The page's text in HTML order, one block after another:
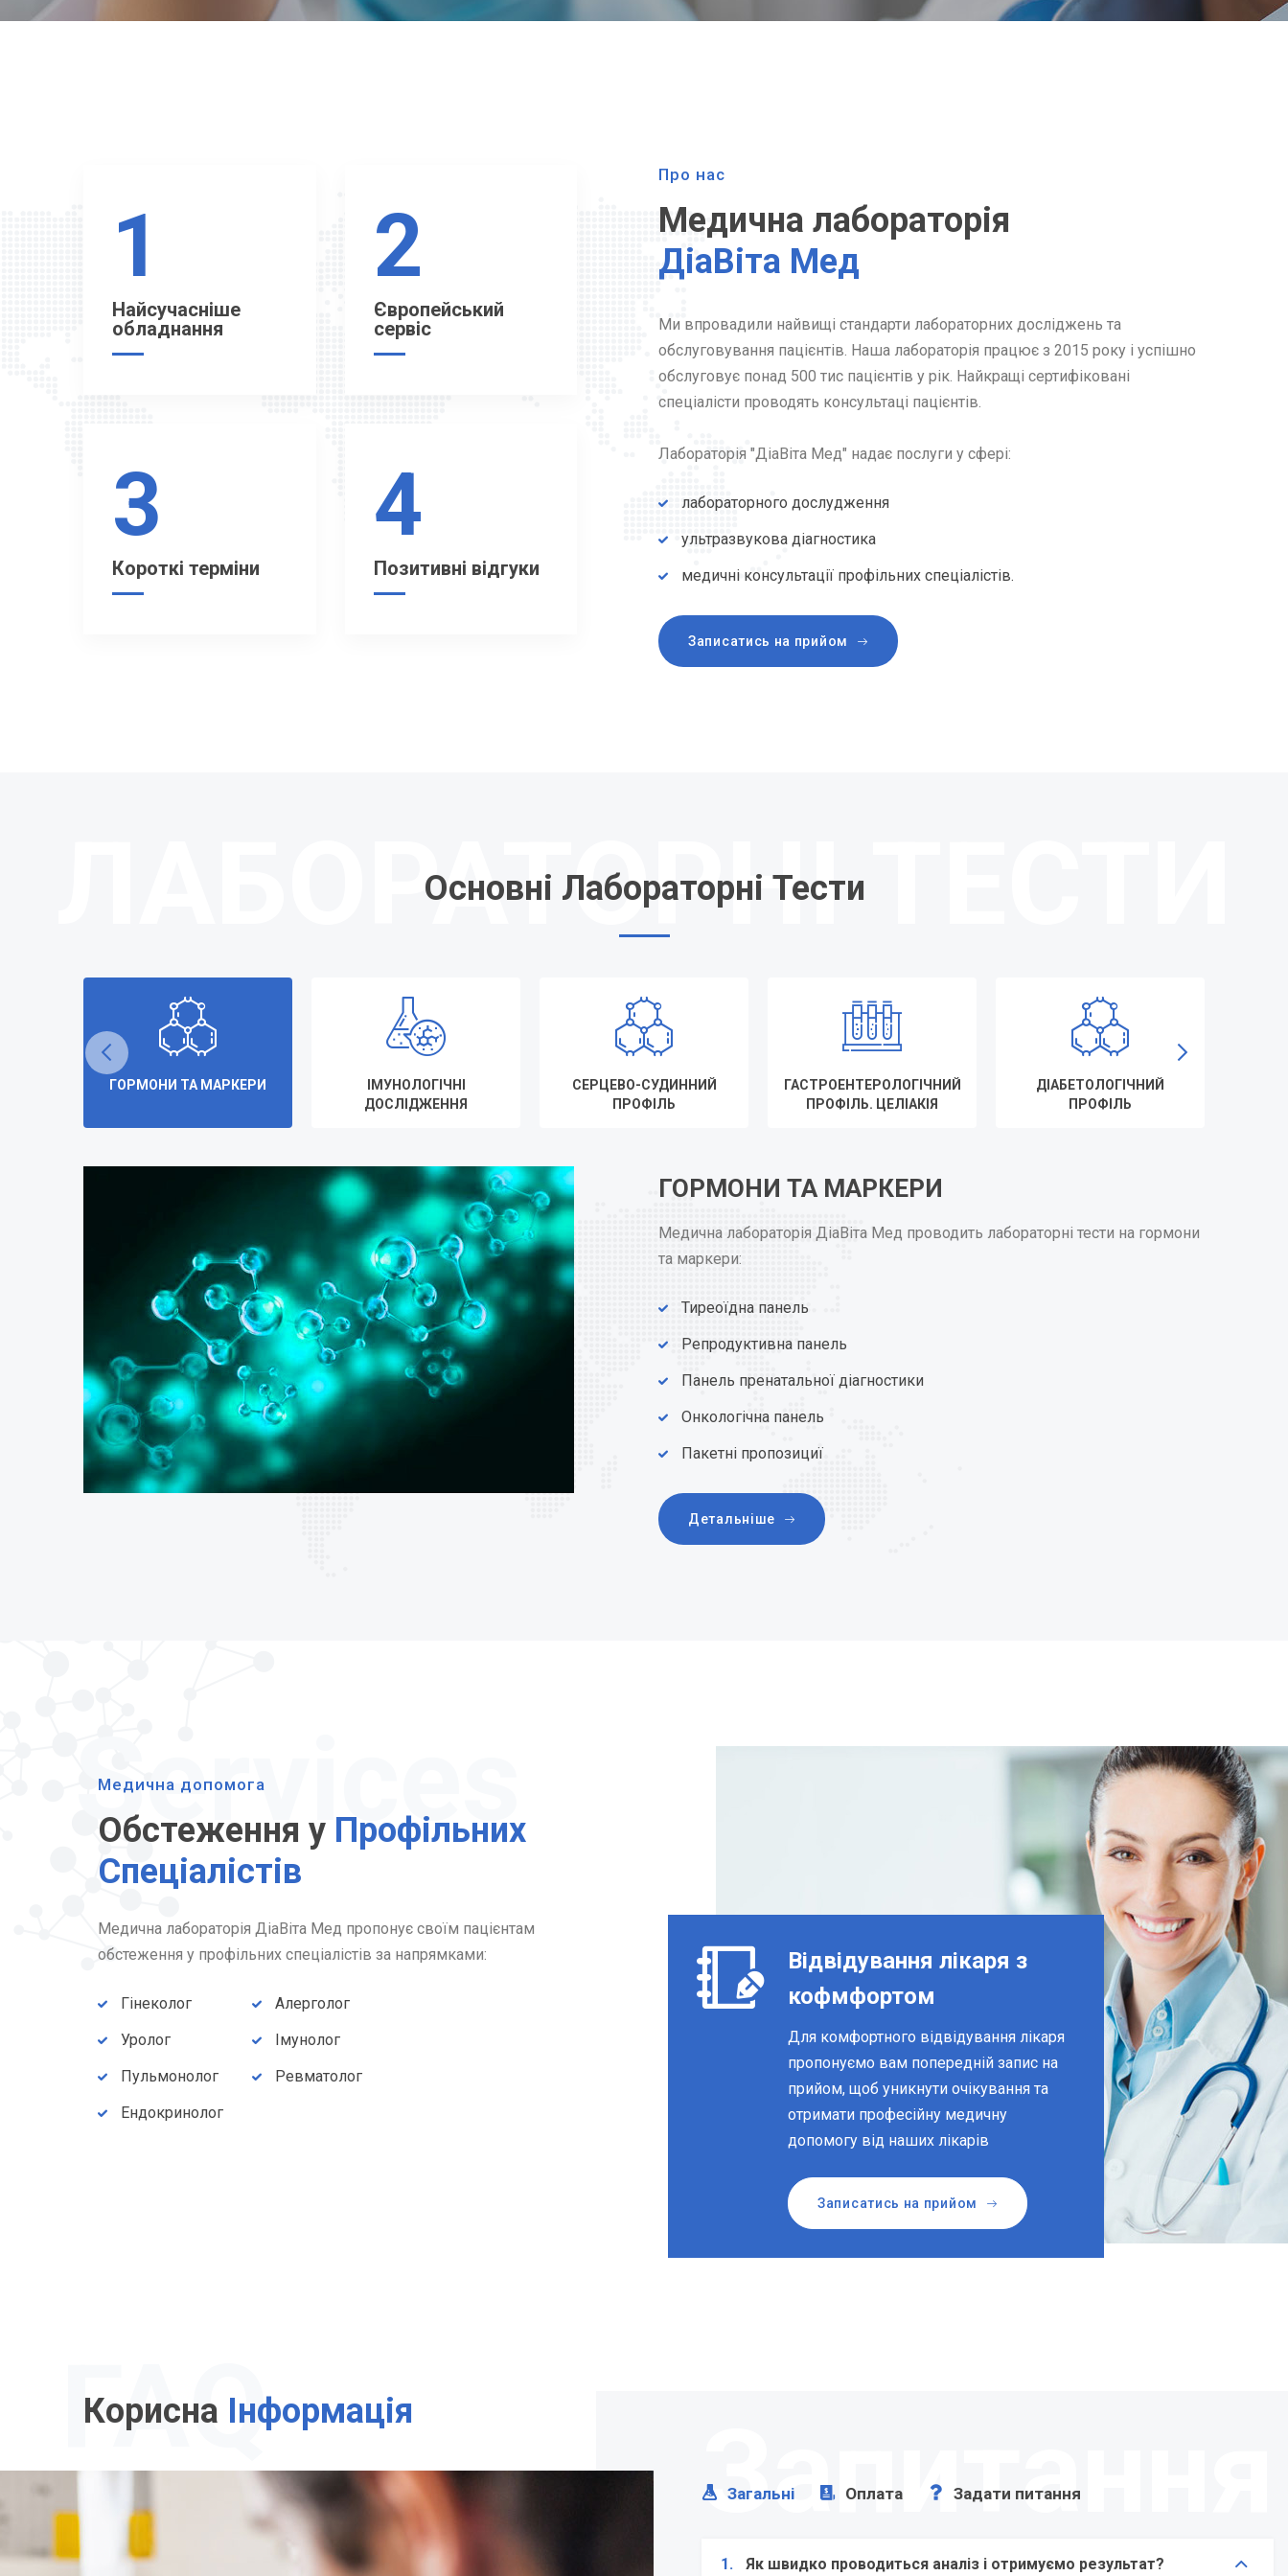
1
Найсучасніше
обладнання
2
Європейський
сервіс
3
Короткі терміни
4
Позитивні відгуки
Про нас
Медична лабораторія
ДіаВіта Мед
Ми впровадили найвищі стандарти лабораторних досліджень та
обслуговування пацієнтів. Наша лабораторія працює з 2015 року і успішно
обслуговує понад 500 тис пацієнтів у рік. Найкращі сертифіковані
спеціалісти проводять консультаці пацієнтів.
Лабораторія "ДіаВіта Мед" надає послуги у сфері:
лабораторного дослудження
ультразвукова діагностика
медичні консультації профільних спеціалістів.
Записатись на прийом
Основні Лабораторні Тести
ГОРМОНИ ТА МАРКЕРИ
ІМУНОЛОГІЧНІ
ДОСЛІДЖЕННЯ
СЕРЦЕВО-СУДИННИЙ
ПРОФІЛЬ
ГАСТРОЕНТЕРОЛОГІЧНИЙ
ПРОФІЛЬ. ЦЕЛІАКІЯ
ДІАБЕТОЛОГІЧНИЙ
ПРОФІЛЬ
ГОРМОНИ ТА МАРКЕРИ
Медична лабораторія ДіаВіта Мед проводить лабораторні тести на гормони
та маркери:
Тиреоїдна панель
Репродуктивна панель
Панель пренатальної діагностики
Онкологічна панель
Пакетні пропозициї
Детальніше
Медична допомога
Обстеження у Профільних
Спеціалістів
Медична лабораторія ДіаВіта Мед пропонує своїм пацієнтам
обстеження у профільних спеціалістів за напрямками:
Гінеколог
Уролог
Пульмонолог
Ендокринолог
Алерголог
Імунолог
Ревматолог
Відвідування лікаря з
кофмфортом
Для комфортного відвідування лікаря
пропонуємо вам попередній запис на
прийом, щоб уникнути очікування та
отримати професійну медичну
допомогу від наших лікарів
Записатись на прийом
Корисна Інформація Запитання
Загальні Оплата Задати питання
1. Як швидко проводиться аналіз і отримуємо результат?